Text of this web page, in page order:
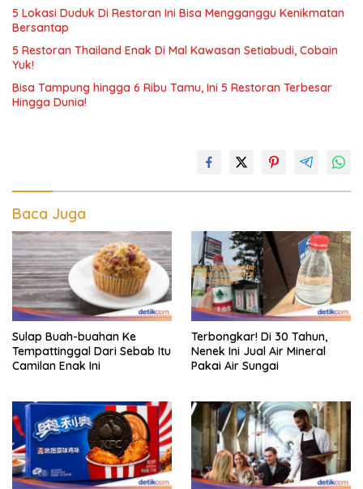
5 Lokasi Duduk Di Restoran Ini Bisa Mengganggu Kenikmatan
Bersantap
5 Restoran Thailand Enak Di Mal Kawasan Setiabudi, Cobain
Yuk!
Bisa Tampung hingga 6 Ribu Tamu, Ini 5 Restoran Terbesar
Hingga Dunia!
Baca Juga
Sulap Buah-buahan Ke
Tempattinggal Dari Sebab Itu
Camilan Enak Ini
Terbongkar! Di 30 Tahun,
Nenek Ini Jual Air Mineral
Pakai Air Sungai